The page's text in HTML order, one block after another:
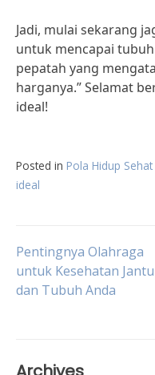
Jadi, mulai sekarang
untuk mencapai
pepatah yang
harganya.” Selamat
ideal!
Posted in Pola Hidup Sehat
ideal
Post
navigation
Pentingnya Olahraga
untuk Kesehatan
dan Tubuh Anda